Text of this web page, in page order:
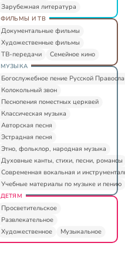
Зарубежная литература
ФИЛЬМЫ И ТВ
Документальные фильмы
Художественные фильмы
ТВ-передачи
Семейное кино
МУЗЫКА
Богослужебное пение Русской
Колокольный звон
Песнопения поместных церквей
Классическая музыка
Авторская песня
Эстрадная песня
Этно, фольклор, народная музыка
Духовные канты, стихи, песни, романсы
Современная вокальная и
Учебные материалы по музыке и пению
ДЕТЯМ
Просветительское
Развлекательное
Художественное
Музыкальное